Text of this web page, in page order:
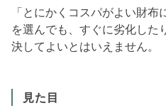
「とにかくコスパがよい財
を選んでも、すぐに劣化した
決してよいとはいえません。
見た目